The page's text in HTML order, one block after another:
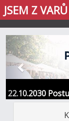
JSEM Z VARŮ
22.10.2030
Informace /
Předchozí